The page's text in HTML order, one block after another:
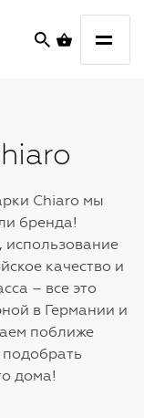
Chiaro мы
бренда!
использование
качество и
– все это
в Германии и
поближе
подобрать
дома!